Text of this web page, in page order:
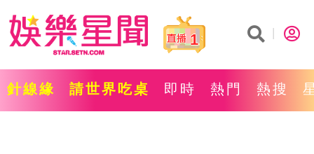
1
針線緣 請世界吃桌 即時 熱門 熱搜